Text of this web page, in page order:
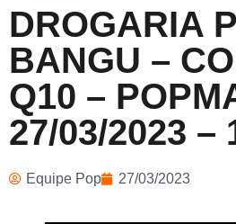
DROGARIA
BANGU –
Q10 –
27/03/2023 –
Equipe Pop 27/03/2023